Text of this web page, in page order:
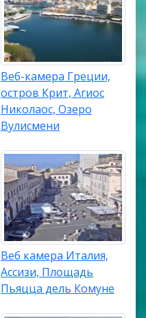
Веб-камера Греции,
остров Крит, Агиос
Николаос, Озеро
Вулисмени
Веб камера Италия,
Ассизи, Площадь
Пьяцца дель Комуне